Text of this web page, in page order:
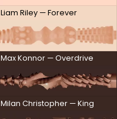
Liam Riley — Forever
Max Konnor — Overdrive
Milan Christopher — King